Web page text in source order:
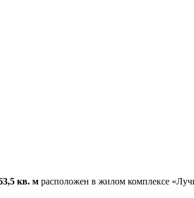
кв. м расположен в жилом комплексе